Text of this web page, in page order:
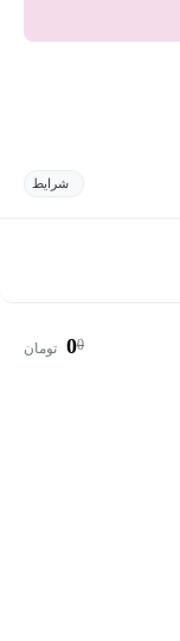
شرایط
0
0 تومان